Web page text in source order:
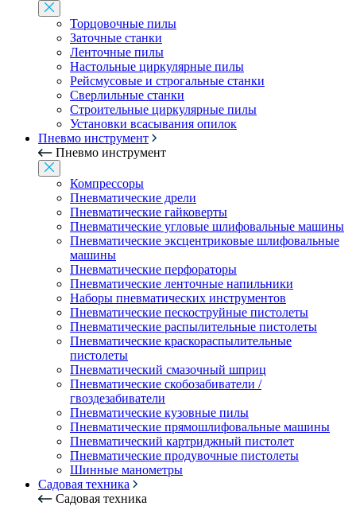
Торцовочные пилы
Заточные станки
Ленточные пилы
Настольные циркулярные пилы
Рейсмусовые и строгальные станки
Сверлильные станки
Строительные циркулярные пилы
Установки всасывания опилок
Пневмо инструмент
Пневмо инструмент
Компрессоры
Пневматические дрели
Пневматические гайковерты
Пневматические угловые шлифовальные машины
Пневматические эксцентриковые шлифовальные
машины
Пневматические перфораторы
Пневматические ленточные напильники
Наборы пневматических инструментов
Пневматические пескоструйные пистолеты
Пневматические распылительные пистолеты
Пневматические краскораспылительные
пистолеты
Пневматический смазочный шприц
Пневматические скобозабиватели /
гвоздезабиватели
Пневматические кузовные пилы
Пневматические прямошлифовальные машины
Пневматический картриджный пистолет
Пневматические продувочные пистолеты
Шинные манометры
Садовая техника
Садовая техника